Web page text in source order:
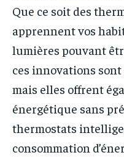
Que ce soit des
apprennent vos
lumières pouvant
ces innovations
mais elles offrent
énergétique sans
thermostats
consommation